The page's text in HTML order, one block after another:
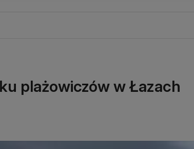
plażowiczów w Łazach